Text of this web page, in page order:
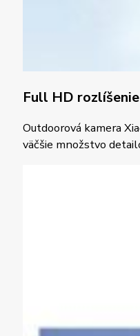
Full HD
Outdoorová kamera
väčšie množstvo